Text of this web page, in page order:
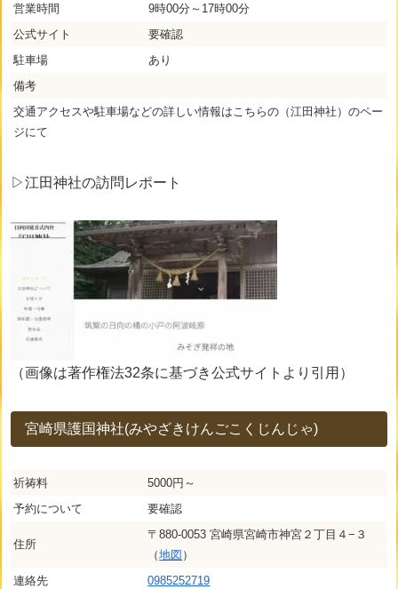
営業時間
9時00分～17時00分
公式サイト
要確認
駐車場
あり
備考
交通アクセスや駐車場などの詳しい情報はこちらの（江田神社）のペー
ジにて
▷江田神社の訪問レポート
（画像は著作権法32条に基づき公式サイトより引用）
宮崎県護国神社(みやざきけんごこくじんじゃ)
祈祷料
5000円～
予約について
要確認
住所
〒880-0053 宮崎県宮崎市神宮２丁目４−３
（地図 ）
連絡先
0985252719